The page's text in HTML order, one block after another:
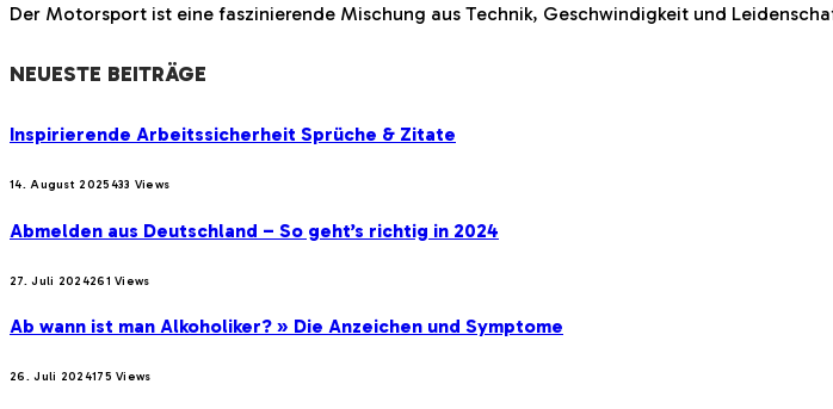
Der Motorsport ist eine faszinierende Mischung aus Technik, Geschwindigkeit und
NEUESTE BEITRÄGE
Inspirierende Arbeitssicherheit Sprüche & Zitate
14. August 2025433 Views
Abmelden aus Deutschland – So geht’s richtig in 2024
27. Juli 2024261Views
Ab wann ist man Alkoholiker? » Die Anzeichen und Symptome
26. Juli 2024175Views